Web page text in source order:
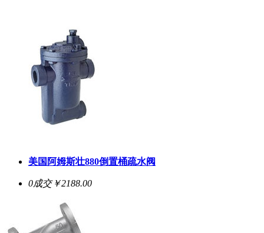
美国阿姆斯壮880倒置桶疏水阀
0成交￥2188.00